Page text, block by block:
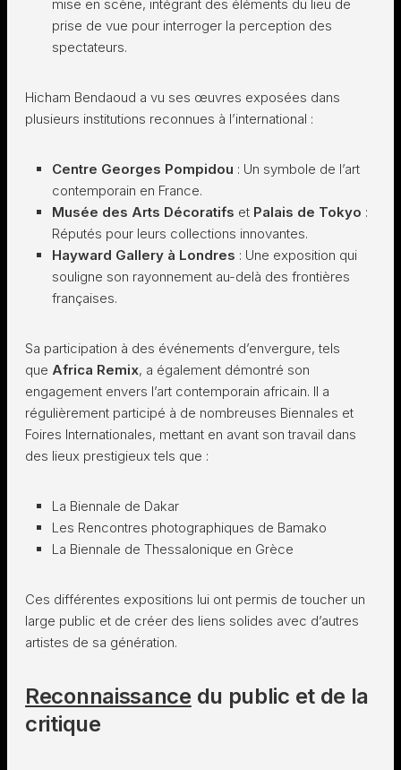
mise en scène, intégrant des éléments du lieu de
prise de vue pour interroger la perception des
spectateurs.
Hicham Bendaoud a vu ses œuvres exposées dans
plusieurs institutions reconnues à l’international :
Centre Georges Pompidou : Un symbole de l’art
contemporain en France.
Musée des Arts Décoratifs et Palais de Tokyo :
Réputés pour leurs collections innovantes.
Hayward Gallery à Londres : Une exposition qui
souligne son rayonnement au-delà des frontières
françaises.
Sa participation à des événements d’envergure, tels
que Africa Remix, a également démontré son
engagement envers l’art contemporain africain. Il a
régulièrement participé à de nombreuses Biennales et
Foires Internationales, mettant en avant son travail dans
des lieux prestigieux tels que :
La Biennale de Dakar
Les Rencontres photographiques de Bamako
La Biennale de Thessalonique en Grèce
Ces différentes expositions lui ont permis de toucher un
large public et de créer des liens solides avec d’autres
artistes de sa génération.
Reconnaissance du public et de la
critique